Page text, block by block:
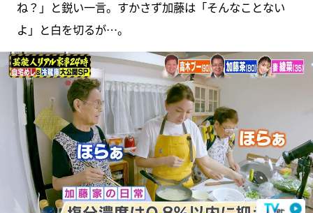
ね？」と鋭い一言。すかさず加藤は「そんなことない
よ」と白を切るが…。